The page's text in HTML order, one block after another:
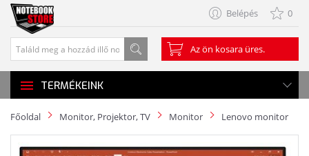
Belépés 0
Az ön kosara üres.
TERMÉKEINK
Főoldal Monitor, Projektor, TV Monitor Lenovo monitor